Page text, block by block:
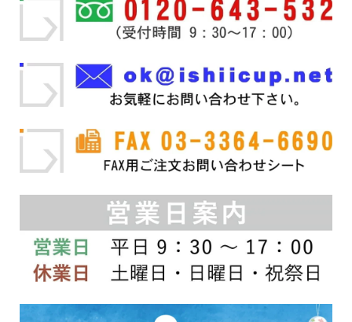
の
リ
ョ
が
あ
す。
プ
シ
ン
は
商
品
ペ
ー
ジ
か
ら
択